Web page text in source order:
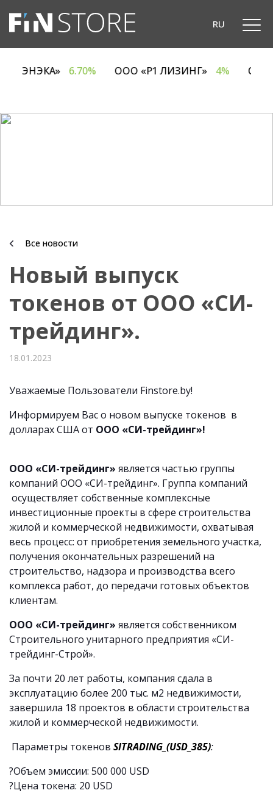
RU
«ЭНЭКА» 6.70% ООО «Р1 ЛИЗИНГ» 4%
Все новости
Новый выпуск
токенов от ООО «СИ-
трейдинг».
18.01.2023
Уважаемые Пользователи Finstore.by!
Информируем Вас о новом выпуске токенов в
долларах США от ООО «СИ-трейдинг»!
ООО «СИ-трейдинг» является частью группы
компаний ООО «СИ-трейдинг». Группа компаний
осуществляет собственные комплексные
инвестиционные проекты в сфере строительства
жилой и коммерческой недвижимости, охватывая
весь процесс: от приобретения земельного участка,
получения окончательных разрешений на
строительство, надзора и производства всего
комплекса работ, до передачи готовых объектов
клиентам.
ООО «СИ-трейдинг» является собственником
Строительного унитарного предприятия «СИ-
трейдинг-Строй».
За почти 20 лет работы, компания сдала в
эксплуатацию более 200 тыс. м2 недвижимости,
завершила 18 проектов в области строительства
жилой и коммерческой недвижимости.
Параметры токенов SITRADING _(USD _385):
?Объем эмиссии: 500 000 USD
?Цена токена: 20 USD